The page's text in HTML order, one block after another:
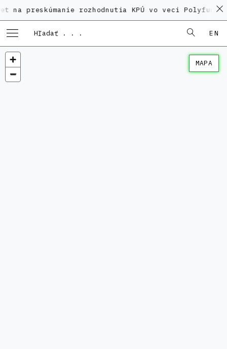
rozhodnutia KPÚ vo veci Polyfunkčného
EN
MAPA